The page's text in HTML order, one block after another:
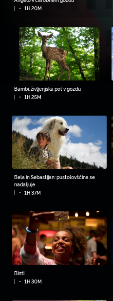
• 1H 20M
Bambi: življenjska pot v gozdu
|
• 1H 25M
Bela in Sebastijan: pustolovščina se
nadaljuje
• 1H 37M
Binti
|
• 1H 30M